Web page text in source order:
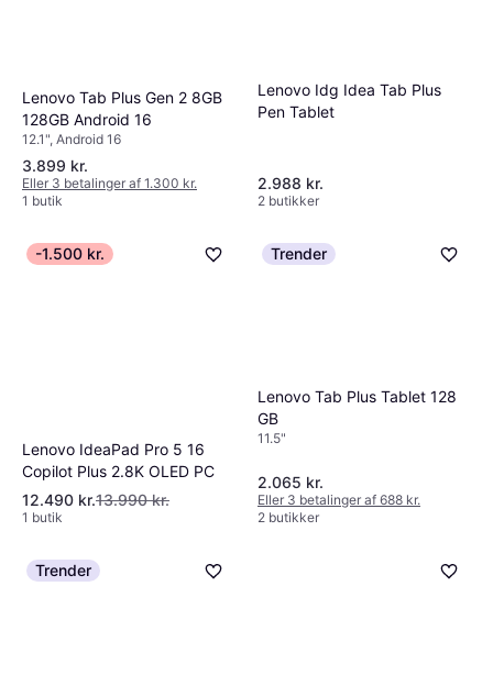
Lenovo Tab Plus Gen 2 8GB
128GB Android 16
12.1", Android 16
3.899 kr.
Eller 3 betalinger af 1.300 kr.
1 butik
Lenovo Idg Idea Tab Plus
Pen Tablet
2.988 kr.
2 butikker
-1.500 kr.
Lenovo IdeaPad Pro 5 16
Copilot Plus 2.8K OLED PC
12.490 kr.13.990 kr.
1 butik
Trender
Lenovo Tab Plus Tablet 128
GB
11.5"
2.065 kr.
Eller 3 betalinger af 688 kr.
2 butikker
Trender